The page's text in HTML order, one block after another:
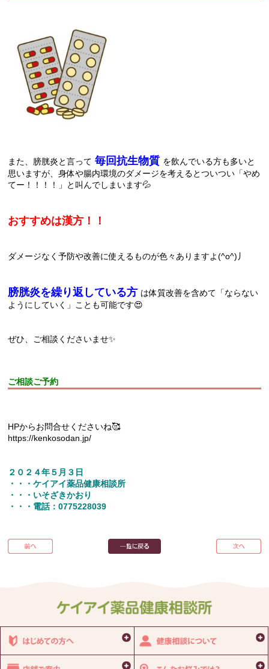
また、膀胱炎と言って 毎回抗生物質 を飲んでいる方も多いと
思いますが、身体や腸内環境のダメージを考えるとついつい「やめ
てー！！！！」と叫んでしまいます💦
おすすめは漢方！！
ダメージなく予防や改善に使えるものが色々ありますよ(^o^)丿
膀胱炎を繰り返している方 は体質改善を含めて「ならない
ようにしていく」ことも可能です😍
ぜひ、ご相談くださいませ✨
ご相談ご予約
HPからお問合せくださいね🥰
https://kenkosodan.jp/
２０２４年５月３日
・・・ケイアイ薬品健康相談所
・・・いそざきかおり
・・・電話：0775228039